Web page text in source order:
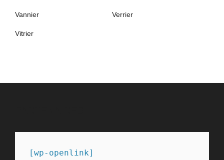
Vannier Verrier
Vitrier
[wp-openlink]